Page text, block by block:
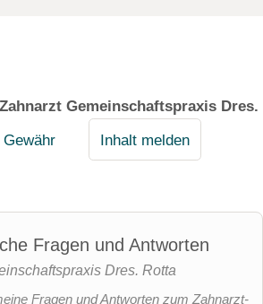
Zahnarzt Gemeinschaftspraxis Dres.
Gewähr Inhalt melden
Fragen und Antworten
Dres. Rotta
Fragen und Antworten zum Zahnarzt-